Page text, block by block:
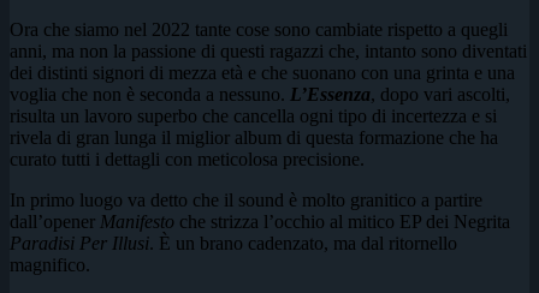
Ora che siamo nel 2022 tante cose sono cambiate rispetto a quegli
anni, ma non la passione di questi ragazzi che, intanto sono diventati
dei distinti signori di mezza età e che suonano con una grinta e una
voglia che non è seconda a nessuno. L’Essenza, dopo vari ascolti,
risulta un lavoro superbo che cancella ogni tipo di incertezza e si
rivela di gran lunga il miglior album di questa formazione che ha
curato tutti i dettagli con meticolosa precisione.
In primo luogo va detto che il sound è molto granitico a partire
dall’opener Manifesto che strizza l’occhio al mitico EP dei Negrita
Paradisi Per Illusi. È un brano cadenzato, ma dal ritornello
magnifico.